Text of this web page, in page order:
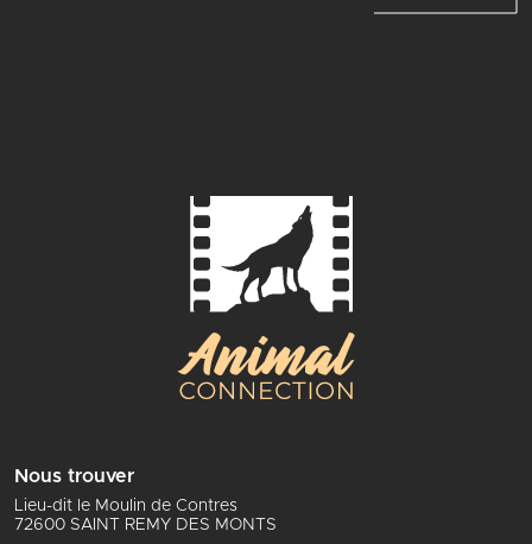
Nous trouver
Lieu-dit le Moulin de Contres
72600 SAINT REMY DES MONTS